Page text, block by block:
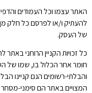
האתר עצמו וכל העמודים
להעתיק ו/או לפרסם כל חלק
של העסק.
כל זכויות הקניין הרוחני באתר
חומר אחר הכלול בו, שמו של
והבלתי-רשומים הנם קניינו
המצויים באתר הם סימני-